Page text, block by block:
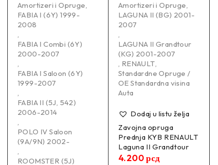
Amortizeri i Opruge,
FABIA I (6Y) 1999-
2008
,
FABIA I Combi (6Y)
2000-2007
,
FABIA I Saloon (6Y)
1999-2007
,
FABIA II (5J, 542)
2006-2014
,
POLO IV Saloon
(9A/9N) 2002-
,
ROOMSTER (5J)
Amortizeri i Opruge,
LAGUNA II (BG) 2001-
2007
,
LAGUNA II Grandtour
(KG) 2001-2007
, RENAULT,
Standardne Opruge /
OE Standardna visina
Auta
Dodaj u listu želja
Zavojna opruga
Prednja KYB RENAULT
Laguna II Grandtour
4.200рсд